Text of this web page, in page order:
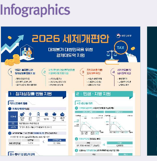
식, 친구들과의 협업, 다양한 활동 속에서 얻는
문제 해결 경험은 모두 개인의 역량으로 축적됩
니다. 경제학에서는 이.......